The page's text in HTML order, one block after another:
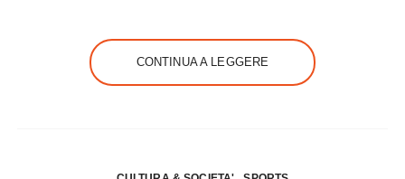
CONTINUA A LEGGERE